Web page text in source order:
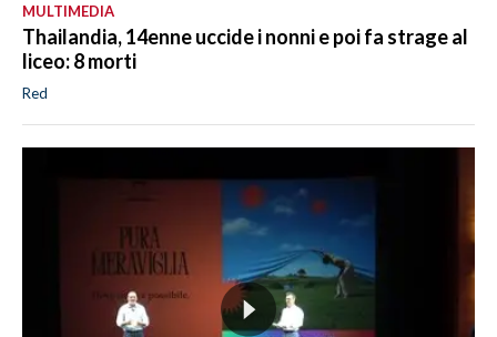
MULTIMEDIA
Thailandia, 14enne uccide i nonni e poi fa strage al
liceo: 8 morti
Red